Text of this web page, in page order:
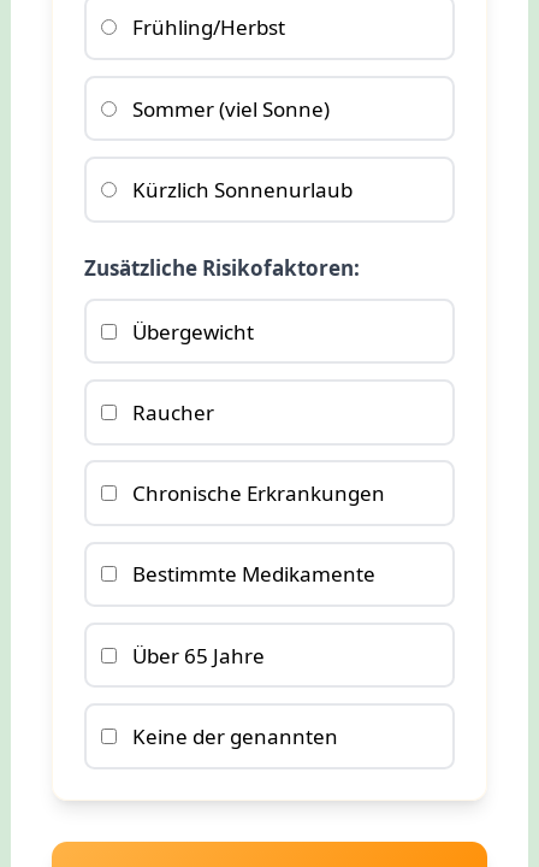
Frühling/Herbst
Sommer (viel Sonne)
Kürzlich Sonnenurlaub
Zusätzliche Risikofaktoren:
Übergewicht
Raucher
Chronische Erkrankungen
Bestimmte Medikamente
Über 65 Jahre
Keine der genannten